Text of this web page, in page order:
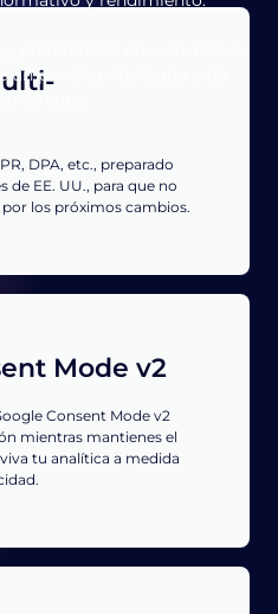
un panel centralizado y de
DPA, etc., preparado
de EE. UU., para que no
los próximos cambios.
Mode v2
Consent Mode v2
mientras mantienes el
tu analítica a medida